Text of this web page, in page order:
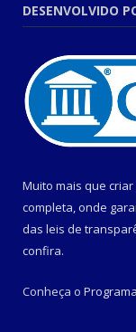
DESENVOLVIDO
Muito mais que
completa, onde
das leis de
confira.
Conheça o